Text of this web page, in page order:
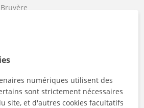
de Maths au lycée pour
numériques utilisent des
sont strictement nécessaires
site, et d'autres cookies facultatifs